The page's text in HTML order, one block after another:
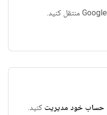
حساب خود مدیریت کنید.